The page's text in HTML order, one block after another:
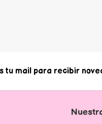
tu mail para recibir